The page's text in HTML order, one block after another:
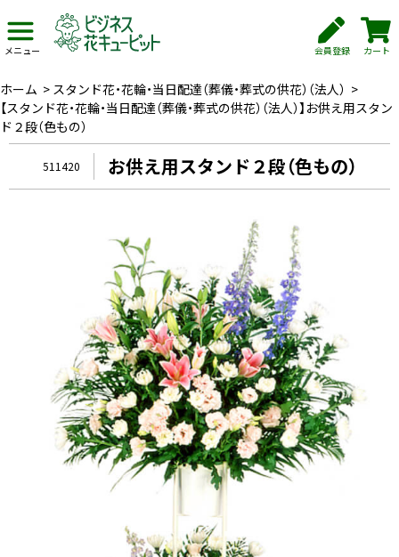
メニュー 会員登録 カート
ホーム > スタンド花・花輪・当日配達（葬儀・葬式の供花）（法人） >
【スタンド花・花輪・当日配達（葬儀・葬式の供花）（法人）】お供え用スタン
ド２段（色もの）
511420 お供え用スタンド２段（色もの）